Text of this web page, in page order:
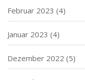
Februar 2023 (4)
Januar 2023 (4)
Dezember 2022 (5)